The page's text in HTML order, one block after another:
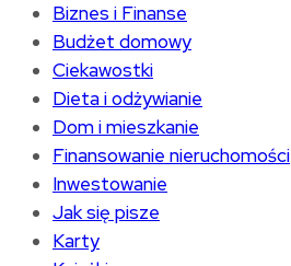
Biznes i Finanse
Budżet domowy
Ciekawostki
Dieta i odżywianie
Dom i mieszkanie
Finansowanie nieruchomości
Inwestowanie
Jak się pisze
Karty